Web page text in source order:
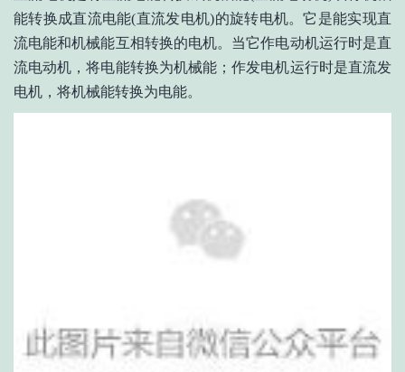
能转换成直流电能(直流发电机)的旋转电机。它是能实现直
流电能和机械能互相转换的电机。当它作电动机运行时是直
流电动机，将电能转换为机械能；作发电机运行时是直流发
电机，将机械能转换为电能。